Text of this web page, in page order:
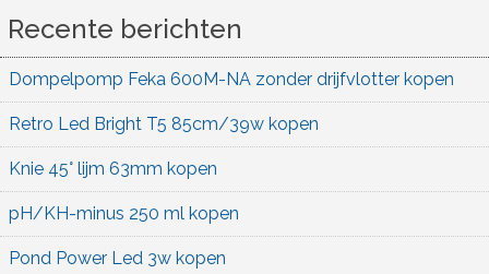
Recente berichten
Dompelpomp Feka 600M-NA zonder drijfvlotter kopen
Retro Led Bright T5 85cm/39w kopen
Knie 45° lijm 63mm kopen
pH/KH-minus 250 ml kopen
Pond Power Led 3w kopen